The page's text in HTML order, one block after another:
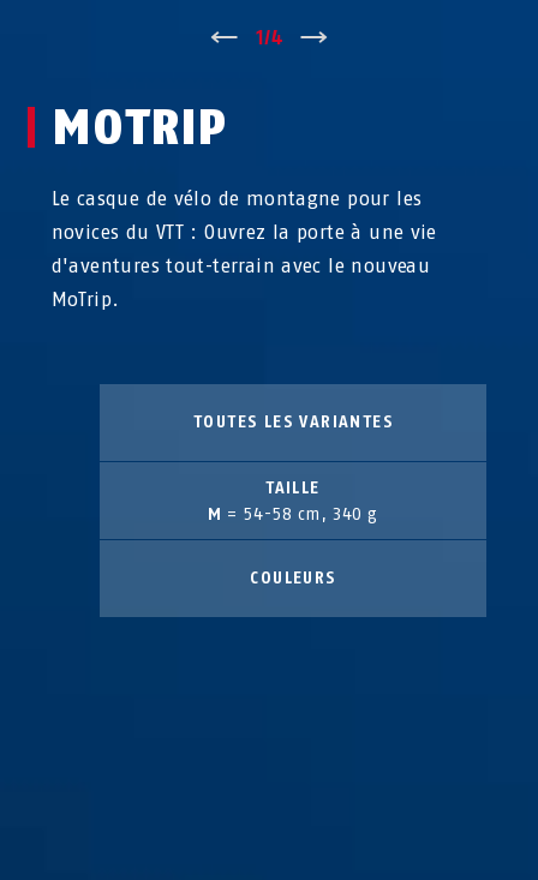
↑ 1/4
MOTRIP
Le casque de vélo de montagne pour les
novices du VTT : Ouvrez la porte à une vie
d'aventures tout-terrain avec le nouveau
MoTrip.
TOUTES LES VARIANTES
TAILLE
M = 54-58 cm, 340 g
COULEURS